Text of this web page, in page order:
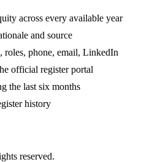
across every available year
and source
roles, phone, email, LinkedIn
official register portal
the last six months
history
reserved.